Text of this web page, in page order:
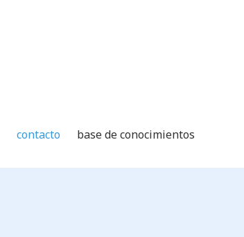
contacto base de conocimientos